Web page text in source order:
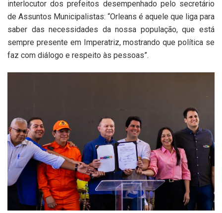
interlocutor dos prefeitos desempenhado pelo secretário
de Assuntos Municipalistas: “Orleans é aquele que liga para
saber das necessidades da nossa população, que está
sempre presente em Imperatriz, mostrando que política se
faz com diálogo e respeito às pessoas”.